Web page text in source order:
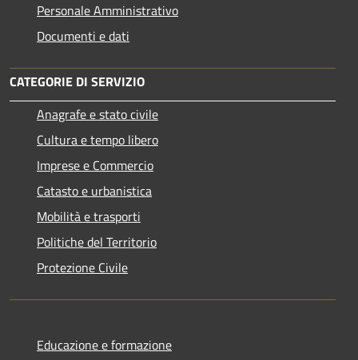
Personale Amministrativo
Documenti e dati
CATEGORIE DI SERVIZIO
Anagrafe e stato civile
Cultura e tempo libero
Imprese e Commercio
Catasto e urbanistica
Mobilità e trasporti
Politiche del Territorio
Protezione Civile
Educazione e formazione